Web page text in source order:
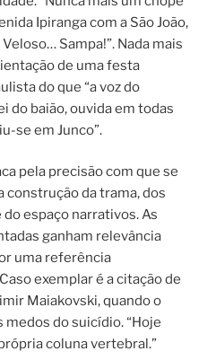
Ipiranga com a São João,
Sampa!”. Nada mais
de uma festa
do que “a voz do
do baião, ouvida em todas
se em Junco”.
pela precisão com que se
da trama, dos
espaço narrativos. As
ganham relevância
uma referência
exemplar é a citação de
Maiakovski, quando o
do suicídio. “Hoje
coluna vertebral.”